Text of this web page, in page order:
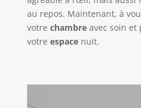
au repos. Maintenant, à
votre chambreavec soin et
votre espacenuit.